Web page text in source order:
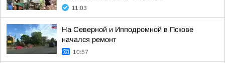
11:03
На Северной и Ипподромной в Пскове
начался ремонт
10:57